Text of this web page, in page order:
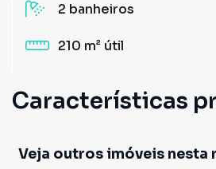
2 banheiros
210 m² útil
Características
Veja outros imóveis nesta